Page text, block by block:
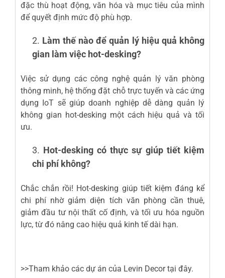
đặc thù hoạt động, văn hóa và mục tiêu của mình
để quyết định mức độ phù hợp.
Làm thế nào để quản lý hiệu quả không
gian làm việc hot-desking?
Việc sử dụng các công nghệ quản lý văn phòng
thông minh, hệ thống đặt chỗ trực tuyến và các ứng
dụng IoT sẽ giúp doanh nghiệp dễ dàng quản lý
không gian hot-desking một cách hiệu quả và tối
ưu.
Hot-desking có thực sự giúp tiết kiệm
chi phí không?
Chắc chắn rồi! Hot-desking giúp tiết kiệm đáng kể
chi phí nhờ giảm diện tích văn phòng cần thuê,
giảm đầu tư nội thất cố định, và tối ưu hóa nguồn
lực, từ đó nâng cao hiệu quả kinh tế dài hạn.
>>Tham khảo các dự án của Levin Decor tại đây.